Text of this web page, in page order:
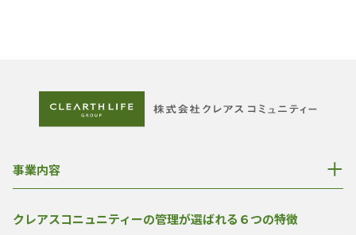
事業内容
クレアスコニュニティーの管理が選ばれる６つの特徴